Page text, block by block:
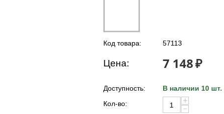
Код товара: 57113
Цена: 7 148₽
Доступность:
В наличии 10 шт.
Кол-во:
+
−